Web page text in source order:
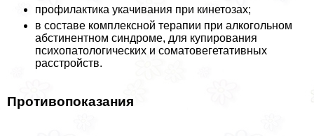
профилактика укачивания при кинетозах;
в составе комплексной терапии при алкогольном
абстинентном синдроме, для купирования
психопатологических и соматовегетативных
расстройств.
Противопоказания